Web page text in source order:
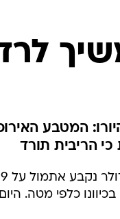
4.123
הריבית תורד